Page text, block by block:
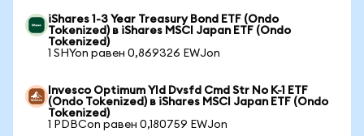
iShares 1-3 Year Treasury Bond ETF (Ondo
Tokenized) в iShares MSCI Japan ETF (Ondo
Tokenized)
1 SHYon равен 0,869326 EWJon
Invesco Optimum Yld Dvsfd Cmd Str No K-1 ETF
(Ondo Tokenized) в iShares MSCI Japan ETF (Ondo
Tokenized)
1 PDBCon равен 0,180759 EWJon